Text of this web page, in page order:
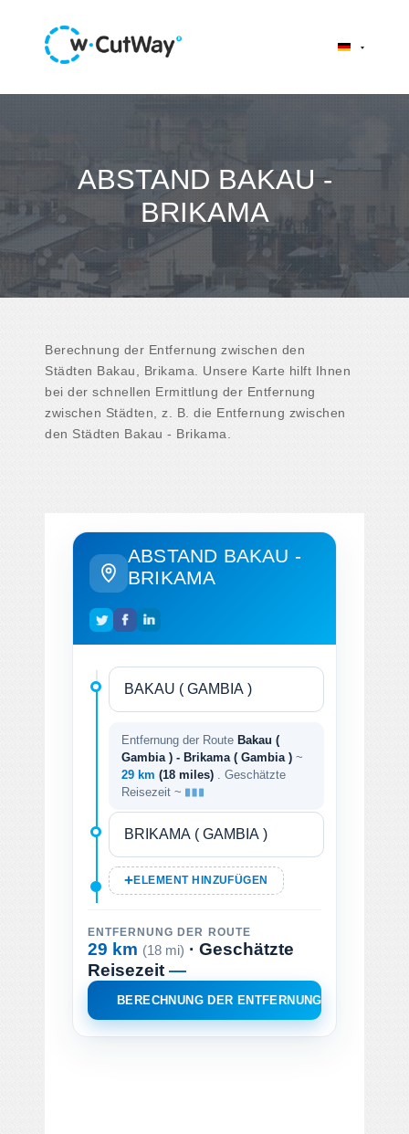
ABSTAND BAKAU -
BRIKAMA
Berechnung der Entfernung zwischen den
Städten Bakau, Brikama. Unsere Karte hilft Ihnen
bei der schnellen Ermittlung der Entfernung
zwischen Städten, z. B. die Entfernung zwischen
den Städten Bakau - Brikama.
ABSTAND BAKAU -
BRIKAMA
Entfernung der Route Bakau (
Gambia ) - Brikama ( Gambia ) ~
29 km (18 miles)
. Geschätzte
Reisezeit ~
ELEMENT HINZUFÜGEN
ENTFERNUNG DER ROUTE
29 km (18 mi) · Geschätzte
Reisezeit—
BERECHNUNG DER ENTFERNUNG